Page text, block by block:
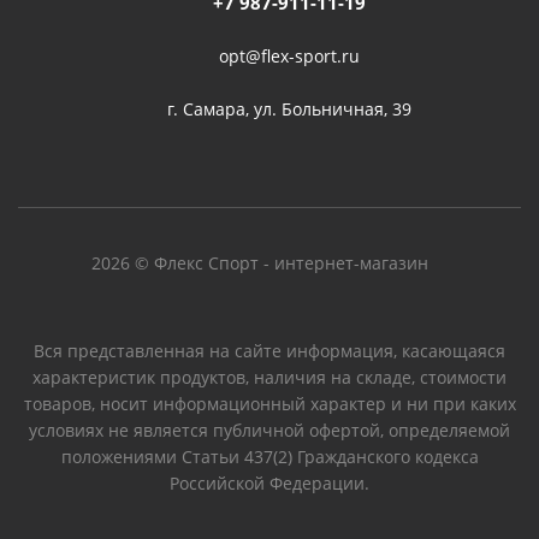
opt@flex-sport.ru
г. Самара, ул. Больничная, 39
2026 © Флекс Спорт - интернет-магазин
Вся представленная на сайте информация, касающаяся
характеристик продуктов, наличия на складе, стоимости
товаров, носит информационный характер и ни при каких
условиях не является публичной офертой, определяемой
положениями Статьи 437(2) Гражданского кодекса
Российской Федерации.